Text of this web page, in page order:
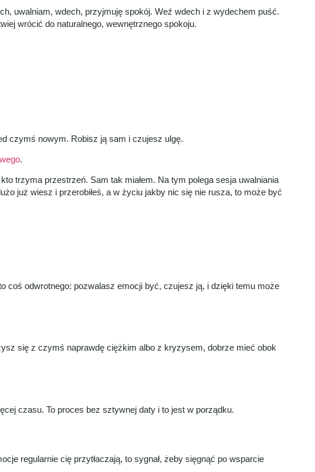
uwalniam, wdech, przyjmuję spokój. Weź wdech i z wydechem puść.
wrócić do naturalnego, wewnętrznego spokoju.
czymś nowym. Robisz ją sam i czujesz ulgę.
.
trzyma przestrzeń. Sam tak miałem. Na tym polega sesja uwalniania
już wiesz i przerobiłeś, a w życiu jakby nic się nie rusza, to może być
coś odwrotnego: pozwalasz emocji być, czujesz ją, i dzięki temu może
się z czymś naprawdę ciężkim albo z kryzysem, dobrze mieć obok
czasu. To proces bez sztywnej daty i to jest w porządku.
regularnie cię przytłaczają, to sygnał, żeby sięgnąć po wsparcie